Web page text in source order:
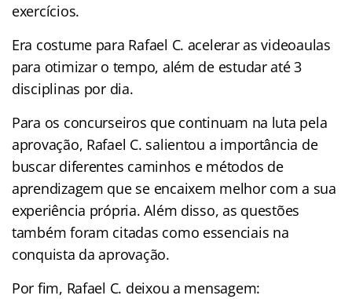
exercícios.
Era costume para Rafael C. acelerar as videoaulas
para otimizar o tempo, além de estudar até 3
disciplinas por dia.
Para os concurseiros que continuam na luta pela
aprovação, Rafael C. salientou a importância de
buscar diferentes caminhos e métodos de
aprendizagem que se encaixem melhor com a sua
experiência própria. Além disso, as questões
também foram citadas como essenciais na
conquista da aprovação.
Por fim, Rafael C. deixou a mensagem: